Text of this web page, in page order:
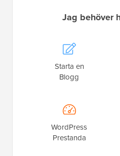
Jag behöver
Starta en
Blogg
WordPress
Prestanda